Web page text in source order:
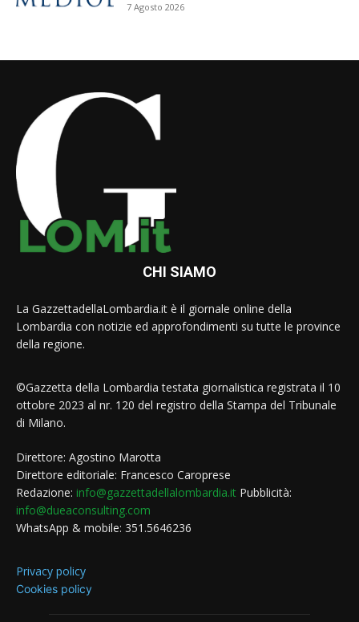
7 Agosto 2026
CHI SIAMO
La GazzettadellaLombardia.it è il giornale online della
Lombardia con notizie ed approfondimenti su tutte le province
della regione.
©Gazzetta della Lombardia testata giornalistica registrata il 10
ottobre 2023 al nr. 120 del registro della Stampa del Tribunale
di Milano.
Direttore: Agostino Marotta
Direttore editoriale: Francesco Caroprese
Redazione: info@gazzettadellalombardia.it Pubblicità:
info@dueaconsulting.com
WhatsApp & mobile: 351.5646236
Privacy policy
Cookies policy